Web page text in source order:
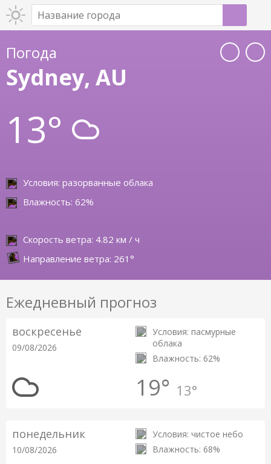
Погода
Sydney, AU
13°
Условия: разорванные облака
Влажность: 62%
Скорость ветра: 4.82 км / ч
Направление ветра: 261°
Ежедневный прогноз
воскресенье
09/08/2026
Условия: пасмурные
облака
Влажность: 62%
19° 13°
понедельник
10/08/2026
Условия: чистое небо
Влажность: 68%